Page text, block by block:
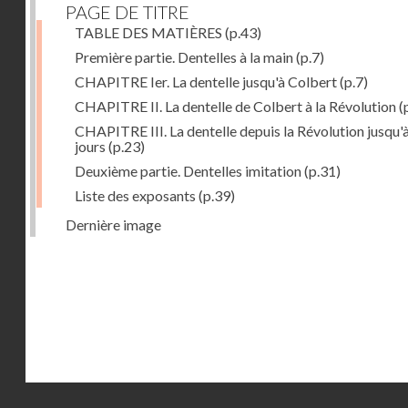
PAGE DE TITRE
TABLE DES MATIÈRES (p.43)
Première partie. Dentelles à la main(p.7)
CHAPITRE Ier. La dentelle jusqu'à Colbert(p.7)
CHAPITRE II. La dentelle de Colbert à la Révolution
CHAPITRE III. La dentelle depuis la Révolution
jours (p.23)
Deuxième partie. Dentelles imitation(p.31)
Liste des exposants (p.39)
Dernière image